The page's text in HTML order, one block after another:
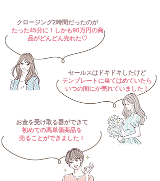
​クロージング2時間だったのが
たった45分に！しかも90万円の商
品がどんどん売れた♡
セールスはドキドキしたけど
テンプレートに当てはめていたら
いつの間にか売れていました ​！
お金を受け取る器ができて
初めての高単価商品を
​売ることができました！